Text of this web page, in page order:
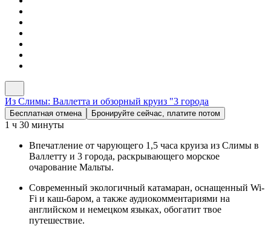
Из Слимы: Валлетта и обзорный круиз "3 города
Бесплатная отмена Бронируйте сейчас, платите потом
1 ч 30 минуты
Впечатление от чарующего 1,5 часа круиза из Слимы в
Валлетту и 3 города, раскрывающего морское
очарование Мальты.
Современный экологичный катамаран, оснащенный Wi-
Fi и каш-баром, а также аудиокомментариями на
английском и немецком языках, обогатит твое
путешествие.